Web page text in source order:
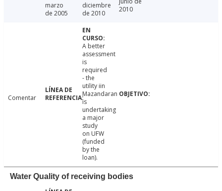
marzo
de 2005
diciembre
de 2010
2010
Comentar
A better
assessment
is
required
- the
utility iin
Mazandaran
is
undertaking
a major
study
on UFW
(funded
by the
loan).
Water Quality of receiving bodies